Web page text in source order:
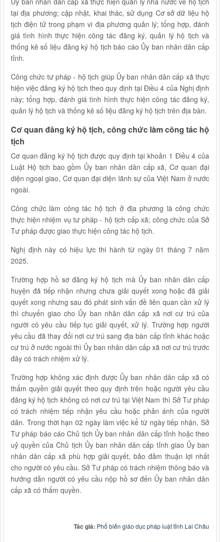
tại địa phương; cập nhật, khai thác, sử dụng Cơ sở dữ liệu hộ
tịch điện tử trong phạm vi địa phương quản lý; tổng hợp, đánh
giá tình hình thực hiện công tác đăng ký, quản lý hộ tịch và
thống kê số liệu đăng ký hộ tịch báo cáo Ủy ban nhân dân cấp
tỉnh.
Công chức tư pháp - hộ tịch giúp Ủy ban nhân dân cấp xã thực
hiện việc đăng ký hộ tịch theo quy định tại Điều 4 của Nghị định
này; tổng hợp, đánh giá tình hình thực hiện công tác đăng ký,
quản lý hộ tịch và thống kê số liệu đăng ký hộ tịch trên địa bàn.
Cơ quan đăng ký hộ tịch, công chức làm công tác hộ
tịch
Cơ quan đăng ký hộ tịch được quy định tại khoản 1 Điều 4 của
Luật Hộ tịch bao gồm Ủy ban nhân dân cấp xã, Cơ quan đại
diện ngoại giao, Cơ quan đại diện lãnh sự của Việt Nam ở nước
ngoài.
Công chức làm công tác hộ tịch ở địa phương là công chức
thực hiện nhiệm vụ tư pháp - hộ tịch cấp xã; công chức của Sở
Tư pháp được giao thực hiện công tác hộ tịch.
Nghị định này có hiệu lực thi hành từ ngày 01 tháng 7 năm
2025.
Trường hợp hồ sơ đăng ký hộ tịch mà Ủy ban nhân dân cấp
huyện đã tiếp nhận nhưng chưa giải quyết xong hoặc đã giải
quyết xong nhưng sau đó phát sinh vấn đề liên quan cần xử lý
thì chuyển giao cho Ủy ban nhân dân cấp xã nơi cư trú của
người có yêu cầu tiếp tục giải quyết, xử lý. Trường hợp người
yêu cầu đã thay đổi nơi cư trú sang địa bàn cấp tỉnh khác hoặc
cư trú ở nước ngoài thì Ủy ban nhân dân cấp xã nơi cư trú trước
đây có trách nhiệm xử lý.
Trường hợp không xác định được Ủy ban nhân dân cấp xã có
thẩm quyền giải quyết theo quy định trên hoặc người yêu cầu
đăng ký hộ tịch không có nơi cư trú tại Việt Nam thì Sở Tư pháp
có trách nhiệm tiếp nhận yêu cầu hoặc phản ánh của người
dân. Trong thời hạn 02 ngày làm việc kể từ ngày tiếp nhận, Sở
Tư pháp báo cáo Chủ tịch Ủy ban nhân dân cấp tỉnh hoặc theo
uỷ quyền của Chủ tịch Ủy ban nhân dân cấp tỉnh giao Ủy ban
nhân dân cấp xã phù hợp giải quyết, bảo đảm thuận lợi nhất
cho người có yêu cầu. Sở Tư pháp có trách nhiệm thông báo và
hướng dẫn người có yêu cầu nộp hồ sơ đến Ủy ban nhân dân
cấp xã có thẩm quyền.
Tác giả: Phổ biến giáo dục pháp luật tỉnh Lai Châu